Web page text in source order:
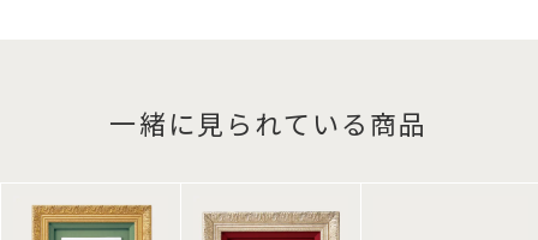
一緒に見られている商品